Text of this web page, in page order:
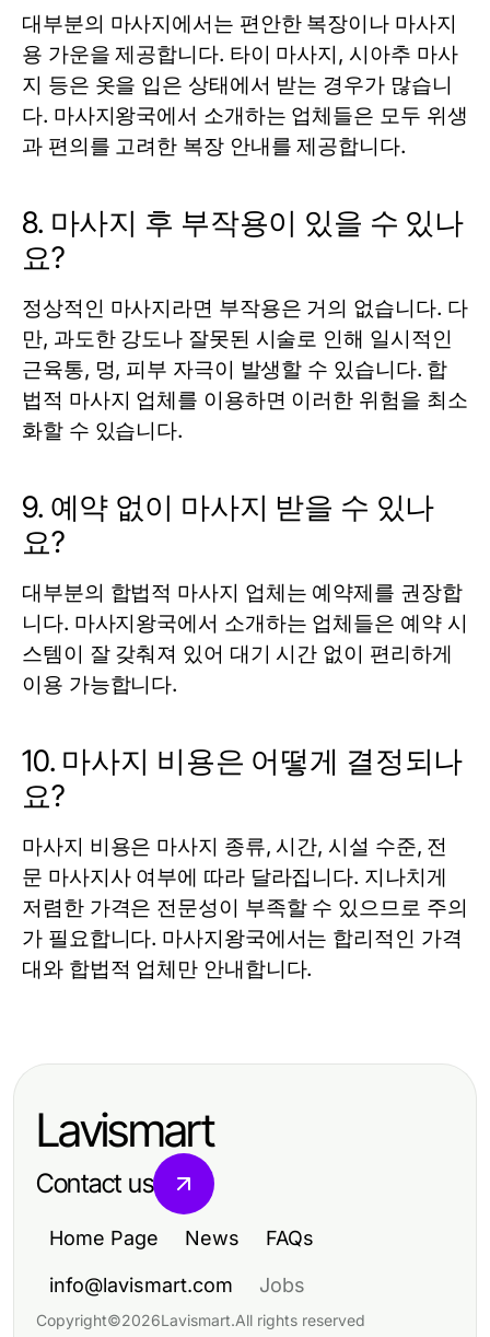
대부분의 마사지에서는 편안한 복장이나 마사지
용 가운을 제공합니다. 타이 마사지, 시아추 마사
지 등은 옷을 입은 상태에서 받는 경우가 많습니
다. 마사지왕국에서 소개하는 업체들은 모두 위생
과 편의를 고려한 복장 안내를 제공합니다.
8. 마사지 후 부작용이 있을 수 있나
요?
정상적인 마사지라면 부작용은 거의 없습니다. 다
만, 과도한 강도나 잘못된 시술로 인해 일시적인
근육통, 멍, 피부 자극이 발생할 수 있습니다. 합
법적 마사지 업체를 이용하면 이러한 위험을 최소
화할 수 있습니다.
9. 예약 없이 마사지 받을 수 있나
요?
대부분의 합법적 마사지 업체는 예약제를 권장합
니다. 마사지왕국에서 소개하는 업체들은 예약 시
스템이 잘 갖춰져 있어 대기 시간 없이 편리하게
이용 가능합니다.
10. 마사지 비용은 어떻게 결정되나
요?
마사지 비용은 마사지 종류, 시간, 시설 수준, 전
문 마사지사 여부에 따라 달라집니다. 지나치게
저렴한 가격은 전문성이 부족할 수 있으므로 주의
가 필요합니다. 마사지왕국에서는 합리적인 가격
대와 합법적 업체만 안내합니다.
Lavismart
Contact us
Home Page News FAQs
info@lavismart.com Jobs
Copyright©2026Lavismart.All rights reserved